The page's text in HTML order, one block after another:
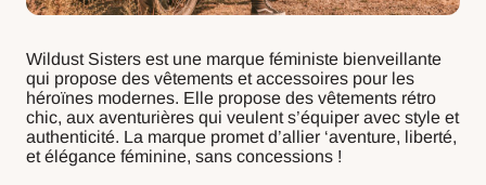
Wildust Sisters est une marque féministe bienveillante
qui propose des vêtements et accessoires pour les
héroïnes modernes. Elle propose des vêtements rétro
chic, aux aventurières qui veulent s’équiper avec style et
authenticité. La marque promet d’allier ‘aventure, liberté,
et élégance féminine, sans concessions !